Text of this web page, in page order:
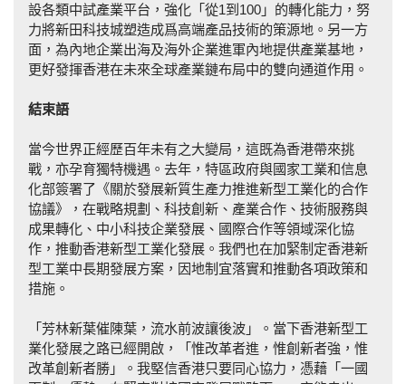
設各類中試產業平台，強化「從1到100」的轉化能力，努
力將新田科技城塑造成爲高端產品技術的策源地。另一方
面，為內地企業出海及海外企業進軍內地提供產業基地，
更好發揮香港在未來全球產業鏈布局中的雙向通道作用。
結束語
當今世界正經歷百年未有之大變局，這既為香港帶來挑
戰，亦孕育獨特機遇。去年，特區政府與國家工業和信息
化部簽署了《關於發展新質生產力推進新型工業化的合作
協議》，在戰略規劃、科技創新、產業合作、技術服務與
成果轉化、中小科技企業發展、國際合作等領域深化協
作，推動香港新型工業化發展。我們也在加緊制定香港新
型工業中長期發展方案，因地制宜落實和推動各項政策和
措施。
「芳林新葉催陳葉，流水前波讓後波」。當下香港新型工
業化發展之路已經開啟，「惟改革者進，惟創新者強，惟
改革創新者勝」。我堅信香港只要同心協力，憑藉「一國